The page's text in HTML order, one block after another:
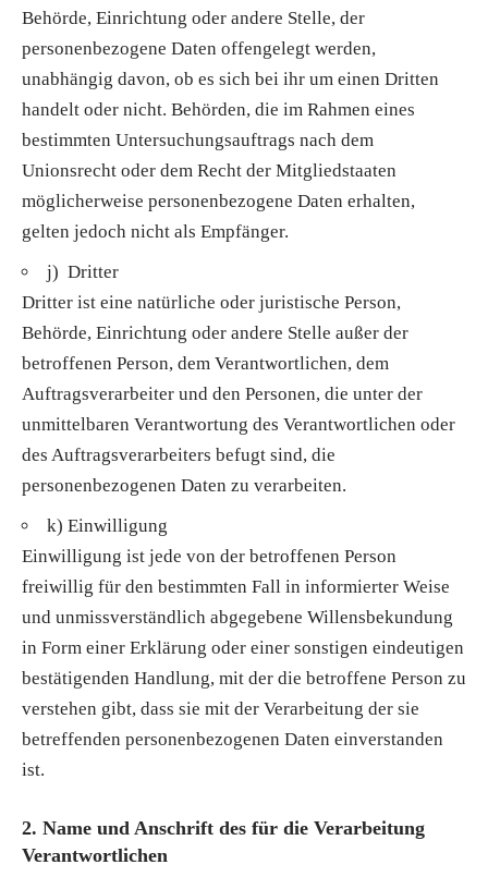
Behörde, Einrichtung oder andere Stelle, der
personenbezogene Daten offengelegt werden,
unabhängig davon, ob es sich bei ihr um einen Dritten
handelt oder nicht. Behörden, die im Rahmen eines
bestimmten Untersuchungsauftrags nach dem
Unionsrecht oder dem Recht der Mitgliedstaaten
möglicherweise personenbezogene Daten erhalten,
gelten jedoch nicht als Empfänger.
j) Dritter
Dritter ist eine natürliche oder juristische Person,
Behörde, Einrichtung oder andere Stelle außer der
betroffenen Person, dem Verantwortlichen, dem
Auftragsverarbeiter und den Personen, die unter der
unmittelbaren Verantwortung des Verantwortlichen oder
des Auftragsverarbeiters befugt sind, die
personenbezogenen Daten zu verarbeiten.
k) Einwilligung
Einwilligung ist jede von der betroffenen Person
freiwillig für den bestimmten Fall in informierter Weise
und unmissverständlich abgegebene Willensbekundung
in Form einer Erklärung oder einer sonstigen eindeutigen
bestätigenden Handlung, mit der die betroffene Person zu
verstehen gibt, dass sie mit der Verarbeitung der sie
betreffenden personenbezogenen Daten einverstanden
ist.
2. Name und Anschrift des für die Verarbeitung
Verantwortlichen